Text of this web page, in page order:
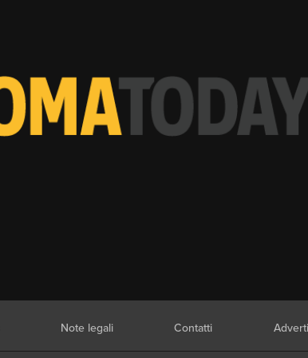
Note legali Contatti